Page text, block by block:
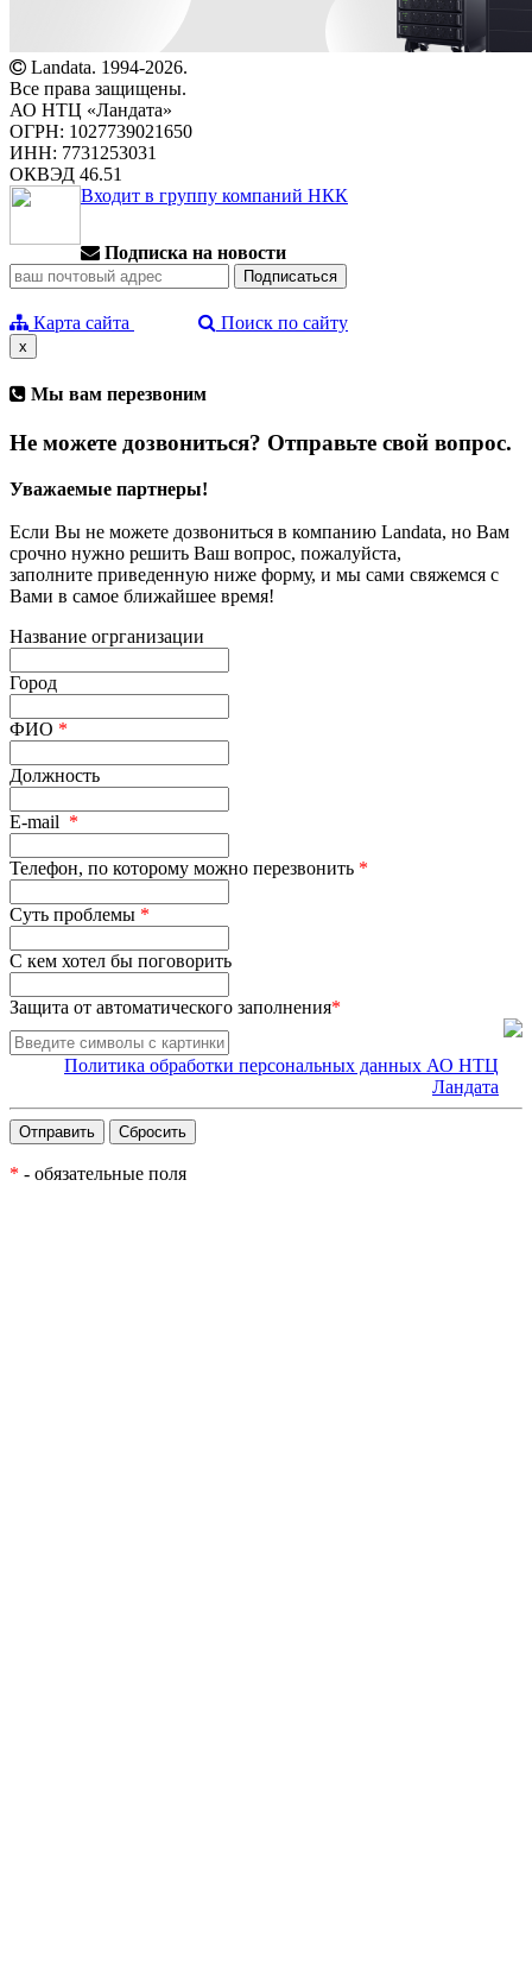
Landata. 1994-2026.
Все права защищены.
АО НТЦ «Ландата»
ОГРН: 1027739021650
ИНН: 7731253031
ОКВЭД 46.51
Входит в группу компаний НКК
Подписка на новости
Карта сайта Поиск по сайту
x
Мы вам перезвоним
Не можете дозвониться? Отправьте свой вопрос.
Уважаемые партнеры!
Если Вы не можете дозвониться в компанию Landata, но Вам
срочно нужно решить Ваш вопрос, пожалуйста,
заполните приведенную ниже форму, и мы сами свяжемся с
Вами в самое ближайшее время!
Название огрганизации
Город
ФИО *
Должность
E-mail *
Телефон, по которому можно перезвонить *
Суть проблемы *
С кем хотел бы поговорить
Защита от автоматического заполнения*
Политика обработки персональных данных АО НТЦ
Ландата
* - обязательные поля